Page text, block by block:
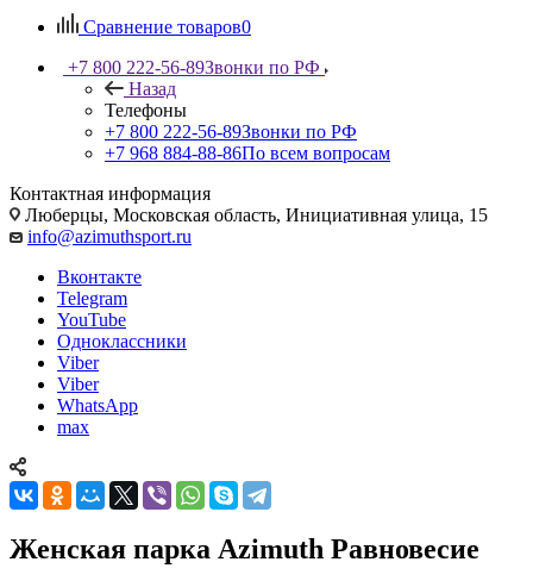
Сравнение товаров0
+7 800 222-56-89Звонки по РФ
Назад
Телефоны
+7 800 222-56-89Звонки по РФ
+7 968 884-88-86По всем вопросам
Контактная информация
Люберцы, Московская область, Инициативная улица, 15
info@azimuthsport.ru
Вконтакте
Telegram
YouTube
Одноклассники
Viber
Viber
WhatsApp
max
Женская парка Azimuth Равновесие